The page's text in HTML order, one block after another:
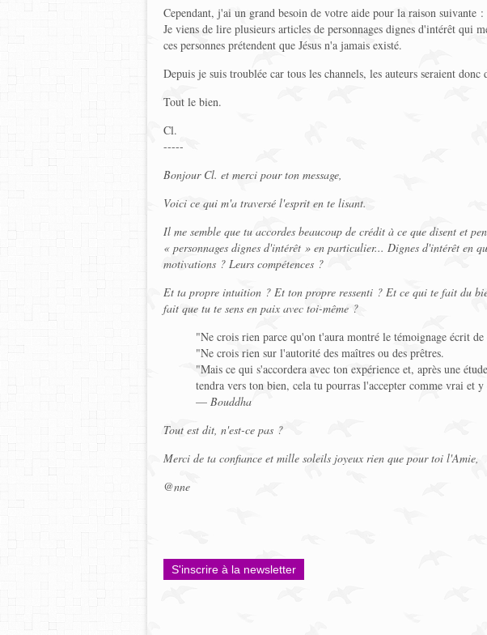
Cependant, j'ai un grand besoin de votre aide pour la raison suivante :
Je viens de lire plusieurs articles de personnages dignes d'intérêt qui
ces personnes prétendent que Jésus n'a jamais existé.
Depuis je suis troublée car tous les channels, les auteurs seraient
Tout le bien.
Cl.
-----
Bonjour Cl. et merci pour ton message,
Voici ce qui m'a traversé l'esprit en te lisant.
Il me semble que tu accordes beaucoup de crédit à ce que disent et
« personnages dignes d'intérêt » en particulier... Dignes d'intérêt en
motivations ? Leurs compétences ?
Et ta propre intuition ? Et ton propre ressenti ? Et ce qui te fait du
fait que tu te sens en paix avec toi-même ?
"Ne crois rien parce qu'on t'aura montré le témoignage écrit de
"Ne crois rien sur l'autorité des maîtres ou des prêtres.
"Mais ce qui s'accordera avec ton expérience et, après une
tendra vers ton bien, cela tu pourras l'accepter comme vrai et
— Bouddha
Tout est dit, n'est-ce pas ?
Merci de ta confiance et mille soleils joyeux rien que pour toi l'Amie,
@nne
S'inscrire à la newsletter